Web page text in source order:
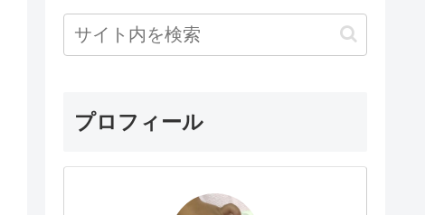
プロフィール